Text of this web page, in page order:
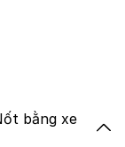
bằng xe